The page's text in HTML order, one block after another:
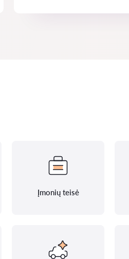
Įmonių teisė